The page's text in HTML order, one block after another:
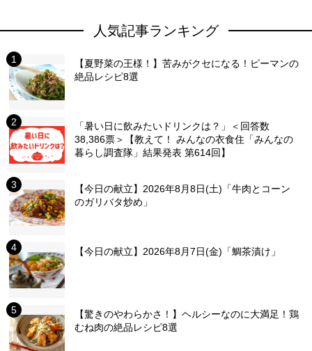
人気記事ランキング
【夏野菜の王様！】苦みがクセになる！ピーマンの
絶品レシピ8選
「暑い日に飲みたいドリンクは？」＜回答数
38,386票＞【教えて！ みんなの衣食住「みんなの
暮らし調査隊」結果発表 第614回】
【今日の献立】2026年8月8日(土)「牛肉とコーン
のガリバタ炒め」
【今日の献立】2026年8月7日(金)「鯛茶漬け」
【驚きのやわらかさ！】ヘルシーなのに大満足！鶏
むね肉の絶品レシピ8選